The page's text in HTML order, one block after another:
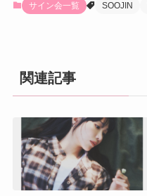
サイン会一覧 SOOJIN
関連記事